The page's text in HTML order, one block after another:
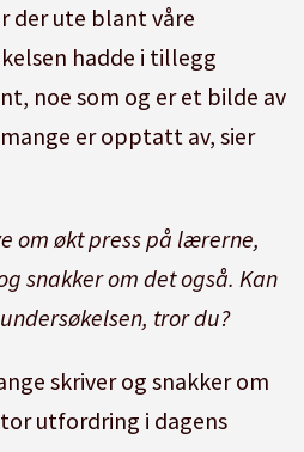
der ute blant våre
hadde i tillegg
noe som og er et bilde av
er opptatt av, sier
om økt press på lærerne,
snakker om det også. Kan
tror du?
skriver og snakker om
utfordring i dagens